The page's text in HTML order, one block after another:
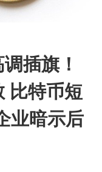
插旗！
比特币短
业暗示后